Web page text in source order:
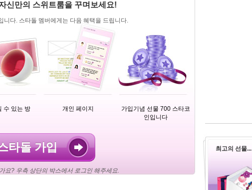
신만의 스위트룸을 꾸며보세요!
니다. 스타돌 멤버에게는 다음 혜택을 드립니다.
수 있는 방 개인 페이지
가입기념 선물 700 스타코
인입니다
타돌 가입
요? 우측 상단의 박스에서 로그인 해주세요.
최고의 선물...